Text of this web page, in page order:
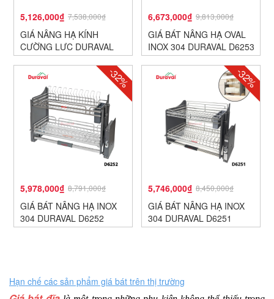
5,126,000₫ 7,538,000₫
GIÁ NÂNG HẠ KÍNH
CƯỜNG LỰC DURAVAL
D6254
6,673,000₫ 9,813,000₫
GIÁ BÁT NÂNG HẠ OVAL
INOX 304 DURAVAL D6253
-32%
5,978,000₫ 8,791,000₫
GIÁ BÁT NÂNG HẠ INOX
304 DURAVAL D6252
-32%
5,746,000₫ 8,450,000₫
GIÁ BÁT NÂNG HẠ INOX
304 DURAVAL D6251
Hạn chế các sản phẩm giá bát trên thị trường